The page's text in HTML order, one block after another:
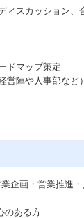
ィスカッション、
ドマップ策定
営陣や人事部など
企画・営業推進
のある方